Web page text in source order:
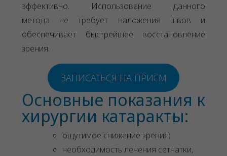
эффективно. Использование данного
метода не требует наложения швов и
обеспечивает быстрейшее восстановление
зрения.
ЗАПИСАТЬСЯ НА ПРИЕМ
Основные показания к
хирургии катаракты:
ощутимое снижение зрения;
необходимость лечения сетчатки,